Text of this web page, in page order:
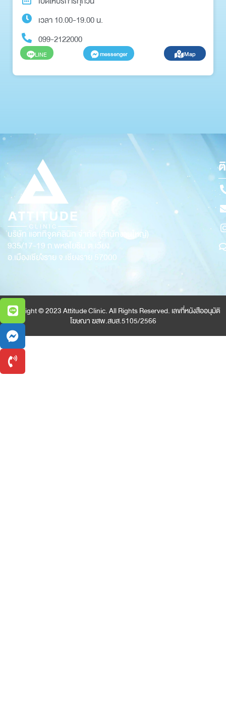
เวลา 10.00-19.00 น.
099-2122000
LINE messenger Map
บริษัท แอททิจูดคลินิก จำกัด (สำนักงานใหญ่)
935/17-19 ถ.พหลโยธิน ต.เวียง
อ.เมืองเชียงราย จ.เชียงราย 57000
Copyright © 2023 Attitude Clinic. All Rights Reserved. เลขที่หนังสืออนุมัติ
โฆษณา ฆสพ.สบส.5105/2566